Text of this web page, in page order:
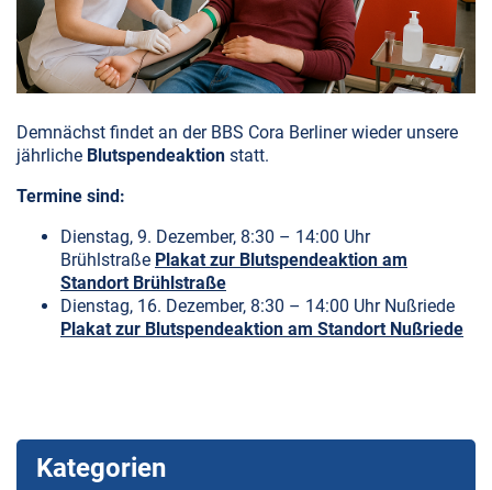
Demnächst findet an der BBS Cora Berliner wieder unsere
jährliche Blutspendeaktion statt.
Termine sind:
Dienstag, 9. Dezember, 8:30 – 14:00 Uhr
Brühlstraße Plakat zur Blutspendeaktion am
Standort Brühlstraße
Dienstag, 16. Dezember, 8:30 – 14:00 Uhr Nußriede
Plakat zur Blutspendeaktion am Standort Nußriede
Kategorien